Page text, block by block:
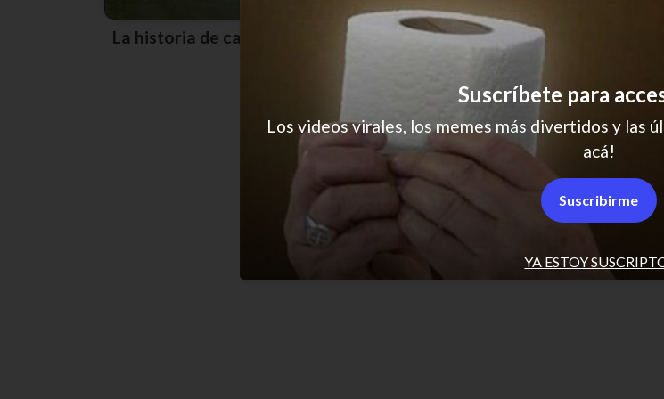
La historia de cada día
Sus intenciones eran
SCROLL PARA MÁS
YA ESTOY
Suscríbete para
Los videos virales, los memes más divertidos y las
acá!
Suscribirme